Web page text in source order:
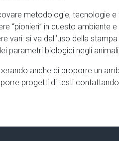
metodologie, tecnologie
“pionieri” in questo ambiente
vari: si va dall’uso della
parametri biologici negli
anche di proporre un
progetti di testi